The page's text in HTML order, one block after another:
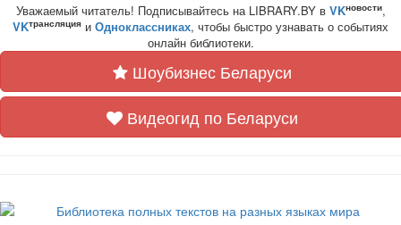
Уважаемый читатель! Подписывайтесь на LIBRARY.BY в VKновости,
VKтрансляция и Одноклассниках, чтобы быстро узнавать о событиях
онлайн библиотеки.
Шоубизнес Беларуси
Видеогид по Беларуси